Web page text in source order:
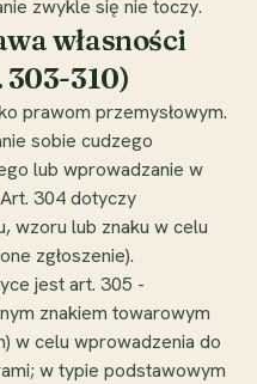
zwykle się nie toczy.
własności
303-310)
prawom przemysłowym.
sobie cudzego
lub wprowadzanie w
304 dotyczy
wzoru lub znaku w celu
zgłoszenie).
jest art. 305 -
znakiem towarowym
w celu wprowadzenia do
w typie podstawowym